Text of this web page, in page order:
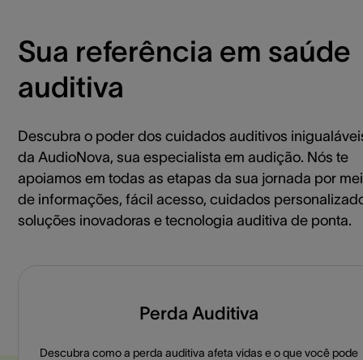
Sua referência em saúde
auditiva
Descubra o poder dos cuidados auditivos
da AudioNova, sua especialista em audição. Nós te
apoiamos em todas as etapas da sua jornada por
de informações, fácil acesso, cuidados
soluções inovadoras e tecnologia auditiva de ponta.
Perda Auditiva
Descubra como a perda auditiva afeta vidas e o que você pode